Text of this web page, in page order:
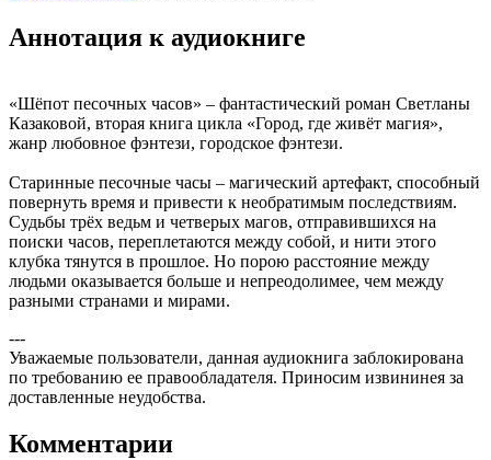
Аннотация к аудиокниге
«Шёпот песочных часов» – фантастический роман Светланы
Казаковой, вторая книга цикла «Город, где живёт магия»,
жанр любовное фэнтези, городское фэнтези.
Старинные песочные часы – магический артефакт, способный
повернуть время и привести к необратимым последствиям.
Судьбы трёх ведьм и четверых магов, отправившихся на
поиски часов, переплетаются между собой, и нити этого
клубка тянутся в прошлое. Но порою расстояние между
людьми оказывается больше и непреодолимее, чем между
разными странами и мирами.
---
Уважаемые пользователи, данная аудиокнига заблокирована
по требованию ее правообладателя. Приносим извининея за
доставленные неудобства.
Комментарии